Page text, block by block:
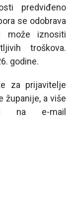
predviđeno
se odobrava
može iznositi
troškova.
godine.
za prijavitelje
županije, a više
na e-mail